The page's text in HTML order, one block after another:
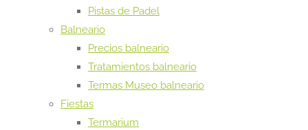
Pistas de Padel
Balneario
Precios balneario
Tratamientos balneario
Termas Museo balneario
Fiestas
Termarium